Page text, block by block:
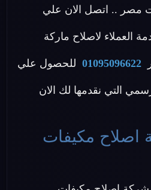
مصر .. اتصل الان علي
العملاء لاصلاح ماركة
01095096622 للحصول علي
التي نقدمها لك الان
اصلاح مكيفات